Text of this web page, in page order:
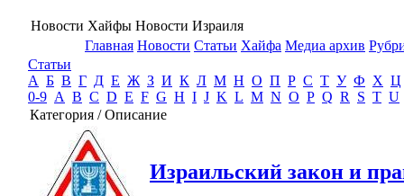
Новости Хайфы Новости Израиля
Главная Новости Статьи Хайфа Медиа архив
Статьи
А Б В Г Д Е Ж З И К Л М Н О П Р С Т У Ф Х Ц
0-9 A B C D E F G H I J K L M N O P Q R S T U
Категория / Описание
Израильский закон и